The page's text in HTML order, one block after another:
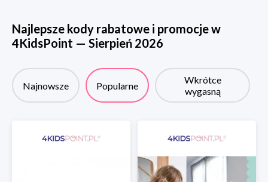
Najlepsze kody rabatowe i promocje w
4KidsPoint — Sierpień 2026
Najnowsze Popularne
Wkrótce
wygasną